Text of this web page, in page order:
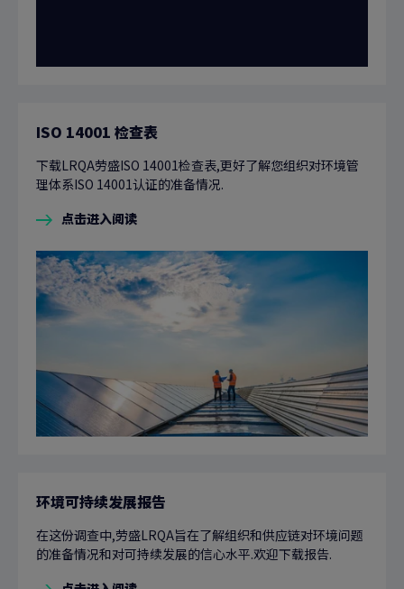
ISO 14001 检查表
下载LRQA劳盛ISO 14001检查表,更好了解您组织对环境管
理体系ISO 14001认证的准备情况.
点击进入阅读
环境可持续发展报告
在这份调查中,劳盛LRQA旨在了解组织和供应链对环境问题
的准备情况和对可持续发展的信心水平.欢迎下载报告.